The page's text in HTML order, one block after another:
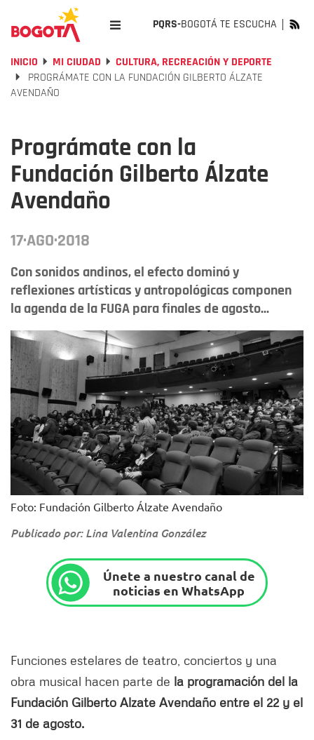
PQRS-BOGOTÁ TE ESCUCHA
INICIO MI CIUDAD
CULTURA, RECREACIÓN Y DEPORTE
PROGRÁMATE CON LA FUNDACIÓN GILBERTO ÁLZATE
AVENDAÑO
Prográmate con la
Fundación Gilberto Álzate
Avendaño
17·AGO·2018
Con sonidos andinos, el efecto dominó y
reflexiones artísticas y antropológicas componen
la agenda de la FUGA para finales de agosto...
Foto: Fundación Gilberto Álzate Avendaño
Publicado por: Lina Valentina González
Únete a nuestro canal de
noticias en WhatsApp
Funciones estelares de teatro, conciertos y una
obra musical hacen parte de la programación del la
Fundación Gilberto Alzate Avendaño entre el 22 y el
31 de agosto.